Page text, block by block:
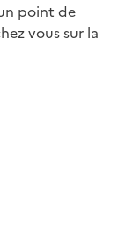
point de
vous sur la